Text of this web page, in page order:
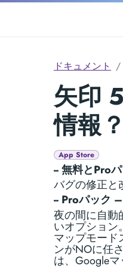
ドキュメント
矢印
情報？
App Store
-- 無料とPro
バグの修正と
-- Proパック –
夜の間に自動
いオプション
マップモード
ンがNOに任
は、Googleマ